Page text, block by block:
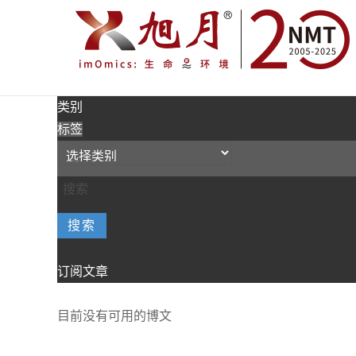
类别
标签
搜索
订阅文章
目前没有可用的博文